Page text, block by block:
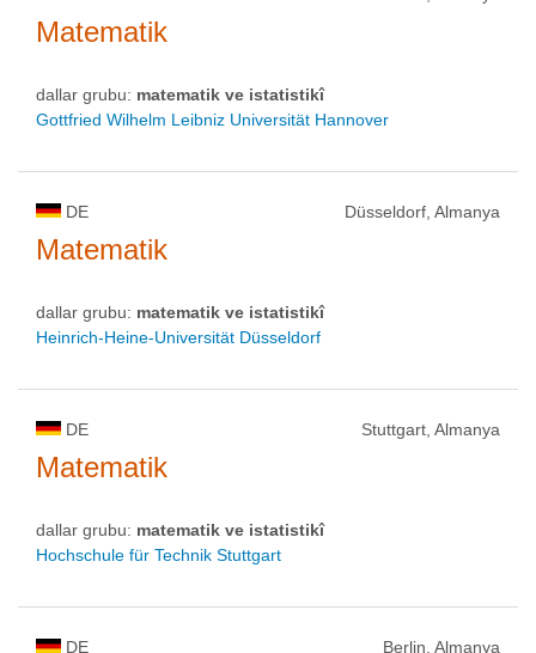
Matematik
dallar grubu: matematik ve istatistikî
Gottfried Wilhelm Leibniz Universität Hannover
DE Düsseldorf, Almanya
Matematik
dallar grubu: matematik ve istatistikî
Heinrich-Heine-Universität Düsseldorf
DE Stuttgart, Almanya
Matematik
dallar grubu: matematik ve istatistikî
Hochschule für Technik Stuttgart
DE Berlin, Almanya